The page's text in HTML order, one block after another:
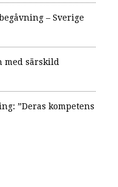
– Sverige
med särskild
”Deras kompetens